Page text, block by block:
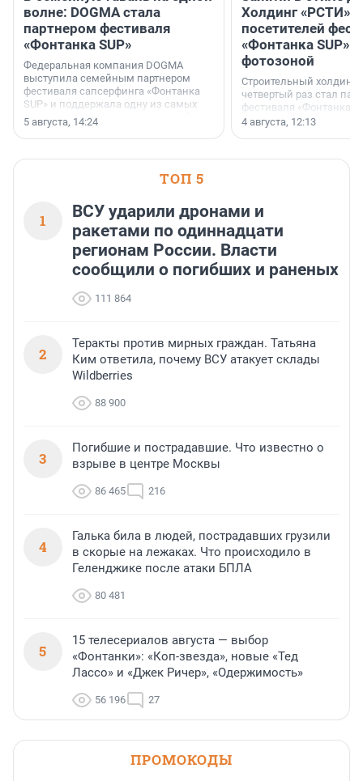
волне: DOGMA стала
партнером фестиваля
«Фонтанка SUP»
Федеральная компания DOGMA
выступила семейным партнером
фестиваля сапсерфинга «Фонтанка
SUP» и поддержала одну из самых
ярких и романтичных номинаций —
«SUP-свадьба».
5 августа, 14:24
Холдинг «РСТИ»
посетителей
«Фонтанка SUP»
фотозоной
Строительный холдинг
четвертый раз стал
фестиваля «Фонтанка
раз компания
посетителям
4 августа, 12:13
ТОП 5
1
ВСУ ударили дронами и
ракетами по одиннадцати
регионам России. Власти
сообщили о погибших и раненых
111 864
2
Теракты против мирных граждан. Татьяна
Ким ответила, почему ВСУ атакует склады
Wildberries
88 900
3
Погибшие и пострадавшие. Что известно о
взрыве в центре Москвы
86 465 216
4
Галька била в людей, пострадавших грузили
в скорые на лежаках. Что происходило в
Геленджике после атаки БПЛА
80 481
5
15 телесериалов августа — выбор
«Фонтанки»: «Коп-звезда», новые «Тед
Лассо» и «Джек Ричер», «Одержимость»
56 196 27
ПРОМОКОДЫ